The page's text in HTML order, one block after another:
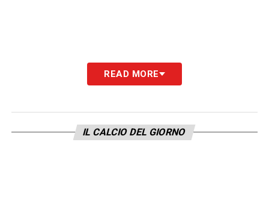
READ MORE
IL CALCIO DEL GIORNO